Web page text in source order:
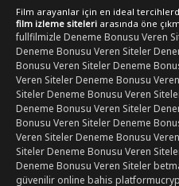
Film arayanlar için en ideal
film izleme siteleri arasında öne
fullfilmizle Deneme Bonusu Veren
Deneme Bonusu Veren Siteler
Bonusu Veren SitelerDeneme
Veren SitelerDeneme Bonusu
SitelerDeneme Bonusu Veren
Deneme Bonusu Veren Siteler
Bonusu Veren SitelerDeneme
Veren SitelerDeneme Bonusu
SitelerDeneme Bonusu Veren
Deneme Bonusu Veren Siteler
güvenilir online bahis platformu